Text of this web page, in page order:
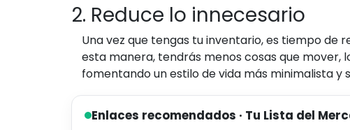
2. Reduce lo innecesario
Una vez que tengas tu inventario, es tiempo de
esta manera, tendrás menos cosas que mover,
fomentando un estilo de vida más minimalista y
Enlaces recomendados · Tu Lista del